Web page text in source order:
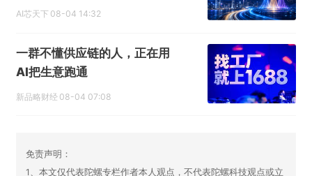
兑现期
AI芯天下 08-04 14:32
一群不懂供应链的人，正在用
AI把生意跑通
新品略财经 08-04 07:08
免责声明：
1、本文仅代表陀螺专栏作者本人观点，不代表陀螺科技观点或立